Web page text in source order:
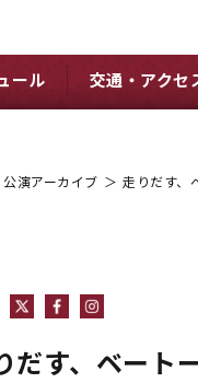
ール 交通・アクセ
公演アーカイブ ＞ 走りだす、
だす、ベート